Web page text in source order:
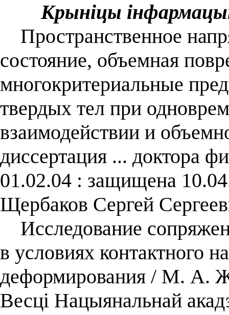
Крыніцы
Пространственное
состояние, объемная
многокритериальные
твердых тел при
взаимодействии и
диссертация ... доктора
01.02.04 : защищена
Щербаков Сергей
Исследование
в условиях контактного
деформирования / М. А.
Весці Нацыянальнай